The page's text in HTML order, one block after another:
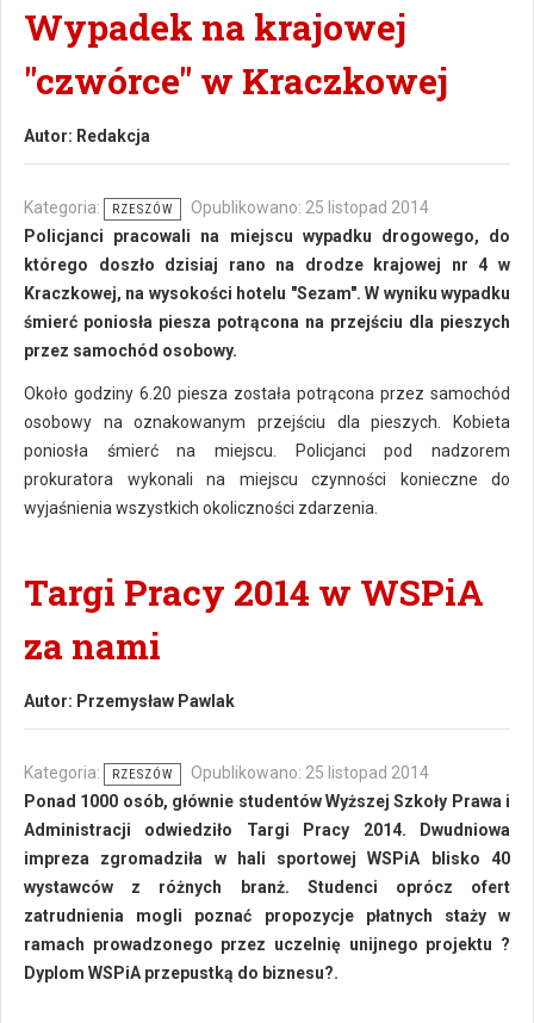
Wypadek na krajowej
"czwórce" w Kraczkowej
Autor: Redakcja
Kategoria: RZESZÓW
Opublikowano: 25 listopad 2014
Policjanci pracowali na miejscu wypadku drogowego, do
którego doszło dzisiaj rano na drodze krajowej nr 4 w
Kraczkowej, na wysokości hotelu "Sezam". W wyniku wypadku
śmierć poniosła piesza potrącona na przejściu dla pieszych
przez samochód osobowy.
Około godziny 6.20 piesza została potrącona przez samochód
osobowy na oznakowanym przejściu dla pieszych. Kobieta
poniosła śmierć na miejscu. Policjanci pod nadzorem
prokuratora wykonali na miejscu czynności konieczne do
wyjaśnienia wszystkich okoliczności zdarzenia.
Targi Pracy 2014 w WSPiA
za nami
Autor: Przemysław Pawlak
Kategoria: RZESZÓW
Opublikowano: 25 listopad 2014
Ponad 1000 osób, głównie studentów Wyższej Szkoły Prawa i
Administracji odwiedziło Targi Pracy 2014. Dwudniowa
impreza zgromadziła w hali sportowej WSPiA blisko 40
wystawców z różnych branż. Studenci oprócz ofert
zatrudnienia mogli poznać propozycje płatnych staży w
ramach prowadzonego przez uczelnię unijnego projektu ?
Dyplom WSPiA przepustką do biznesu?.